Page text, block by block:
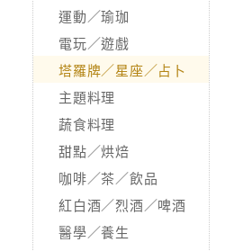
運動／瑜珈
電玩／遊戲
塔羅牌／星座／占卜
主題料理
蔬食料理
甜點／烘焙
咖啡／茶／飲品
紅白酒／烈酒／啤酒
醫學／養生